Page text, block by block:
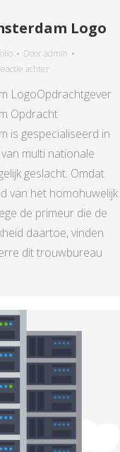
Logo
Dooradmin
achter
LogoOpdrachtgever
Opdracht
is gespecialiseerd in
multi nationale
geslacht. Omdat
van het homohuwelijk
de primeur die de
daartoe, vinden
dit trouwbureau